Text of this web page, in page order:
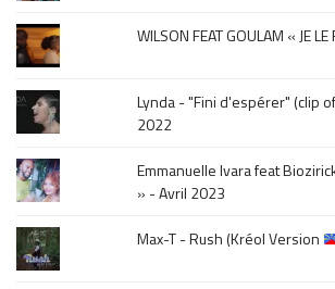
WILSON FEAT GOULAM « JE
Lynda - "Fini d'espérer" (clip
2022
Emmanuelle Ivara feat
» - Avril 2023
Max-T - Rush (Kréol Version